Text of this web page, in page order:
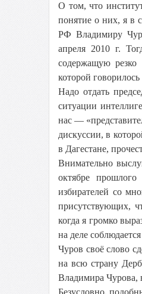
О том, что
понятие о них, я в
РФ Владимиру
апреля 2010 г.
содержащую
которой
Надо отдать
ситуации
нас —
дискуссии, в
в Дагестане,
Внимательно
октябре
избирателей со
присутствующих,
когда я громко
на деле
Чуров своё слово
на всю страну
Владимира Чурова,
Безусловно,